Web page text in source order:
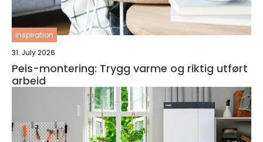
inspiration
31. July 2026
Peis-montering: Trygg varme og riktig utført
arbeid